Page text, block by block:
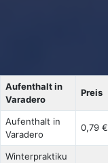
Aufenthalt in
Varadero
Preis
Aufenthalt in
Varadero
0,79 €
Winterpraktiku